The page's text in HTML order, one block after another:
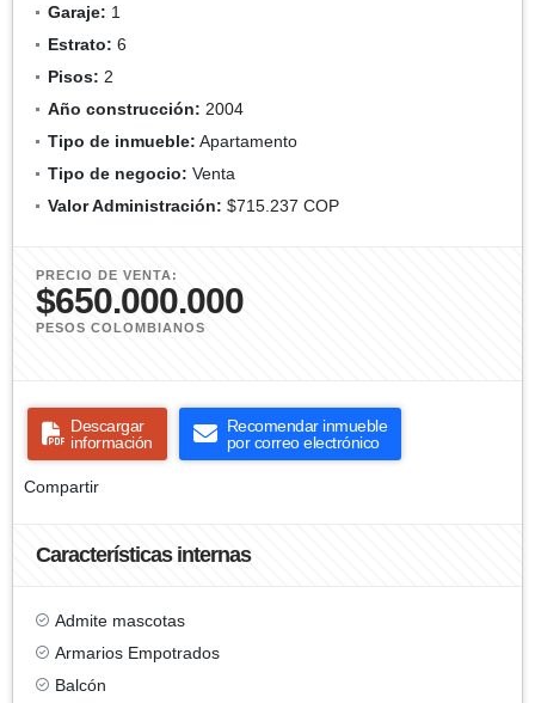
Garaje: 1
Estrato: 6
Pisos: 2
Año construcción: 2004
Tipo de inmueble: Apartamento
Tipo de negocio: Venta
Valor Administración: $715.237 COP
PRECIO DE VENTA:
$650.000.000
PESOS COLOMBIANOS
Descargar
información
Recomendar inmueble
por correo electrónico
Compartir
Características internas
Admite mascotas
Armarios Empotrados
Balcón